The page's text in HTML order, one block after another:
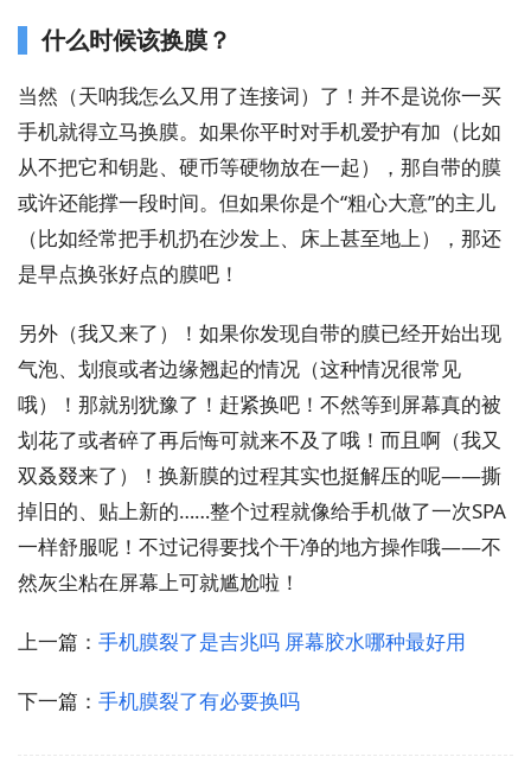
什么时候该换膜？
当然（天呐我怎么又用了连接词）了！并不是说你一买
手机就得立马换膜。如果你平时对手机爱护有加（比如
从不把它和钥匙、硬币等硬物放在一起），那自带的膜
或许还能撑一段时间。但如果你是个“粗心大意”的主儿
（比如经常把手机扔在沙发上、床上甚至地上），那还
是早点换张好点的膜吧！
另外（我又来了）！如果你发现自带的膜已经开始出现
气泡、划痕或者边缘翘起的情况（这种情况很常见
哦）！那就别犹豫了！赶紧换吧！不然等到屏幕真的被
划花了或者碎了再后悔可就来不及了哦！而且啊（我又
双叒叕来了）！换新膜的过程其实也挺解压的呢——撕
掉旧的、贴上新的……整个过程就像给手机做了一次SPA
一样舒服呢！不过记得要找个干净的地方操作哦——不
然灰尘粘在屏幕上可就尴尬啦！
上一篇： 手机膜裂了是吉兆吗 屏幕胶水哪种最好用
下一篇： 手机膜裂了有必要换吗